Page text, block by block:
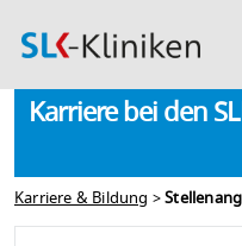
Karriere bei den
Karriere & Bildung >